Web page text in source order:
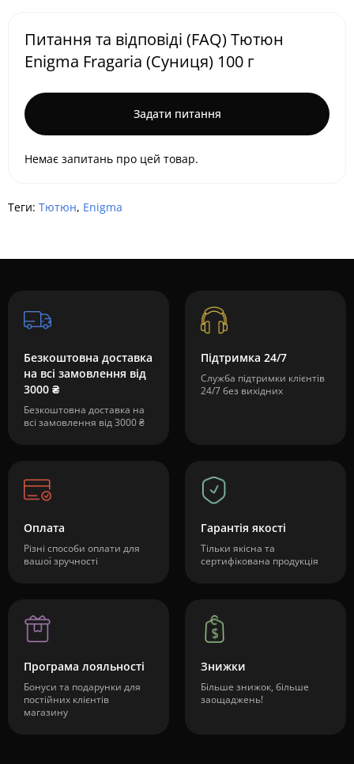
Питання та відповіді (FAQ) Тютюн
Enigma Fragaria (Суниця) 100 г
Задати питання
Немає запитань про цей товар.
Теги: Тютюн, Enigma
Безкоштовна доставка
на всі замовлення від
3000 ₴
Безкоштовна доставка на
всі замовлення від 3000 ₴
Підтримка 24/7
Служба підтримки клієнтів
24/7 без вихідних
Оплата
Різні способи оплати для
вашої зручності
Гарантія якості
Тільки якісна та
сертифікована продукція
Програма лояльності
Бонуси та подарунки для
постійних клієнтів
магазину
Знижки
Більше знижок, більше
заощаджень!